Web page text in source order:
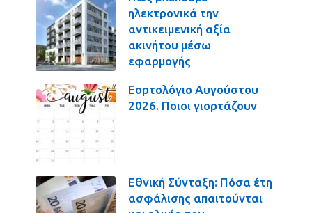
ηλεκτρονικά την
αντικειμενική αξία
ακινήτου μέσω
εφαρμογής
Εορτολόγιο Αυγούστου
2026. Ποιοι γιορτάζουν
Εθνική Σύνταξη: Πόσα έτη
ασφάλισης απαιτούνται